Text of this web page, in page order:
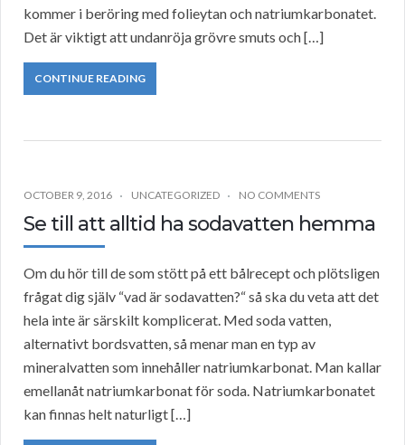
kommer i beröring med folieytan och natriumkarbonatet.
Det är viktigt att undanröja grövre smuts och […]
CONTINUE READING
OCTOBER 9, 2016 UNCATEGORIZED NO COMMENTS
Se till att alltid ha sodavatten hemma
Om du hör till de som stött på ett bålrecept och plötsligen
frågat dig själv “vad är sodavatten?“ så ska du veta att det
hela inte är särskilt komplicerat. Med soda vatten,
alternativt bordsvatten, så menar man en typ av
mineralvatten som innehåller natriumkarbonat. Man kallar
emellanåt natriumkarbonat för soda. Natriumkarbonatet
kan finnas helt naturligt […]